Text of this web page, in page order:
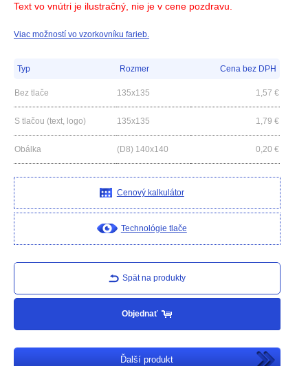
Text vo vnútri je ilustračný, nie je v cene pozdravu.
Viac možností vo vzorkovníku farieb.
Typ Rozmer Cena bez DPH
Bez tlače 135x135 1,57 €
S tlačou (text, logo) 135x135 1,79 €
Obálka (D8) 140x140 0,20 €
Cenový kalkulátor
Technológie tlače
Spät na produkty
Objednať
Ďalší produkt